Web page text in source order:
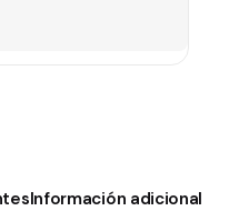
Información adicional